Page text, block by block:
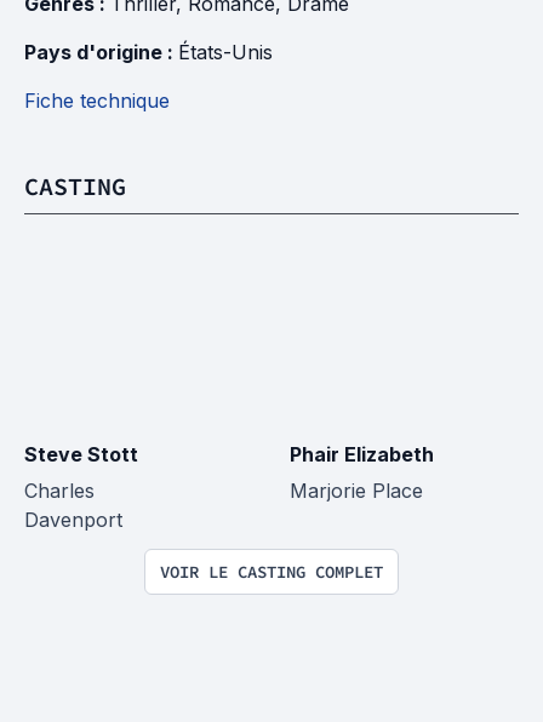
Pays d'origine : États-Unis
Fiche technique
CASTING
Steve Stott
Charles
Davenport
Phair Elizabeth
Marjorie Place
VOIR LE CASTING COMPLET